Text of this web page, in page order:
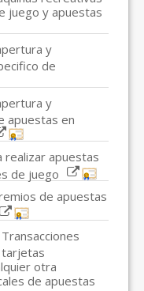
juego y apuestas
y
de
y
apuestas en
realizar apuestas
de juego
de apuestas
tarjetas
otra
de apuestas